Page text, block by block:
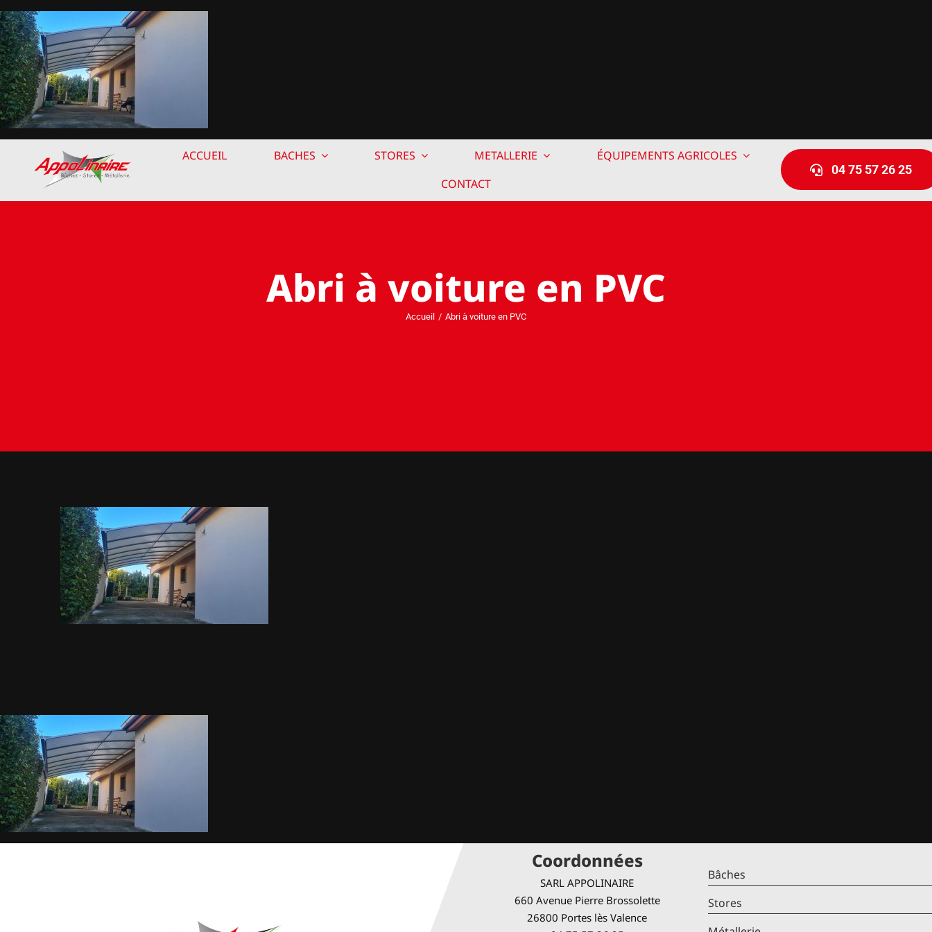
Passer
au
contenu
ACCUEIL BACHES STORES METALLERIE
ÉQUIPEMENTS AGRICOLES
CONTACT
04 75 57 26 25
Abri à voiture en PVC
Accueil Abri à voiture en PVC
Coordonnées
SARL APPOLINAIRE
660 Avenue Pierre Brossolette
26800 Portes lès Valence
Bâches
Stores